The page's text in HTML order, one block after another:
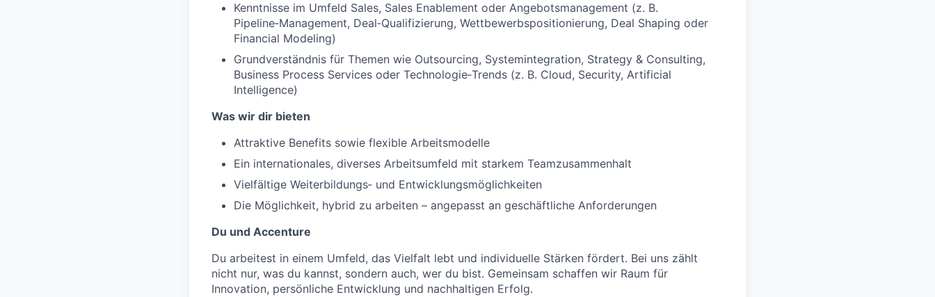
Kenntnisse im Umfeld Sales, Sales Enablement oder Angebotsmanagement (z. B.
Pipeline‑Management, Deal‑Qualifizierung, Wettbewerbspositionierung, Deal Shaping oder
Financial Modeling)
Grundverständnis für Themen wie Outsourcing, Systemintegration, Strategy & Consulting,
Business Process Services oder Technologie‑Trends (z. B. Cloud, Security, Artificial
Intelligence)
Was wir dir bieten
Attraktive Benefits sowie flexible Arbeitsmodelle
Ein internationales, diverses Arbeitsumfeld mit starkem Teamzusammenhalt
Vielfältige Weiterbildungs‑ und Entwicklungsmöglichkeiten
Die Möglichkeit, hybrid zu arbeiten – angepasst an geschäftliche Anforderungen
Du und Accenture
Du arbeitest in einem Umfeld, das Vielfalt lebt und individuelle Stärken fördert. Bei uns zählt
nicht nur, was du kannst, sondern auch, wer du bist. Gemeinsam schaffen wir Raum für
Innovation, persönliche Entwicklung und nachhaltigen Erfolg.